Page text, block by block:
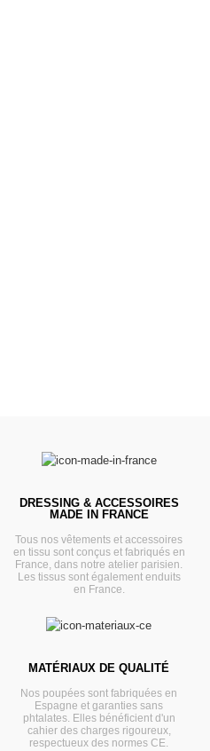
DRESSING & ACCESSOIRES
MADE IN FRANCE
Tous nos vêtements et accessoires
en tissu sont conçus et fabriqués en
France, dans notre atelier parisien.
Les tissus sont également enduits
en France.
MATÉRIAUX DE QUALITÉ
Nos poupées sont fabriquées en
Espagne et garanties sans
phtalates. Elles bénéficient d'un
cahier des charges rigoureux,
respectueux des normes CE.